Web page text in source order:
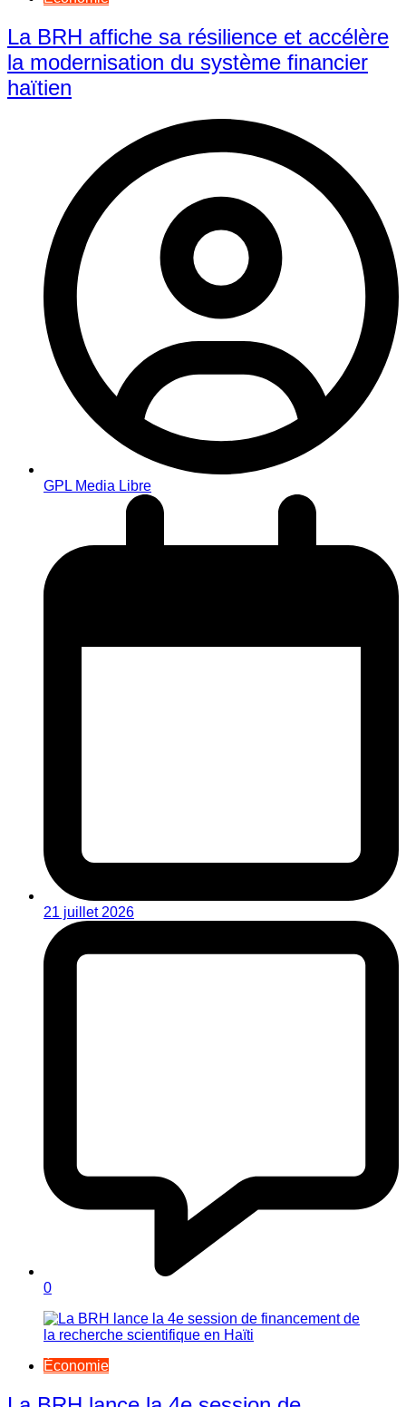
La BRH affiche sa résilience et accélère
la modernisation du système financier
haïtien
GPL Media Libre
21 juillet 2026
0
Économie